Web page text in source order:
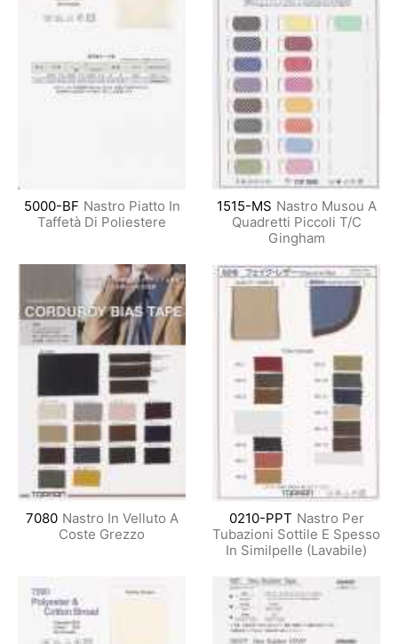
5000-BF Nastro Piatto In
Taffetà Di Poliestere
1515-MS Nastro Musou A
Quadretti Piccoli T/C
Gingham
7080 Nastro In Velluto A
Coste Grezzo
0210-PPT Nastro Per
Tubazioni Sottile E Spesso
In Similpelle (Lavabile)